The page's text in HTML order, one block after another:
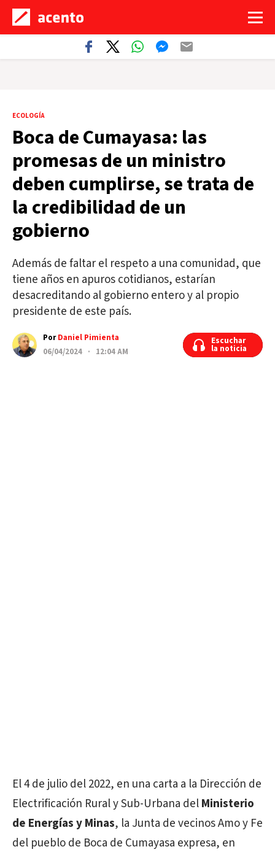
ECOLOGÍA
Boca de Cumayasa: las
promesas de un ministro
deben cumplirse, se trata de
la credibilidad de un
gobierno
Además de faltar el respeto a una comunidad, que
tiene años en apuros cotidianos, estarían
desacreditando al gobierno entero y al propio
presidente de este país.
PorDaniel Pimienta
06/04/2024 · 12:04 AM
Escuchar
la noticia
Escuchar
la noticia
El 4 de julio del 2022, en una carta a la Dirección de
Electrificación Rural y Sub-Urbana delMinisterio
de Energías y Minas, la Junta de vecinos Amo y Fe
del pueblo de Boca de Cumayasa expresa, en